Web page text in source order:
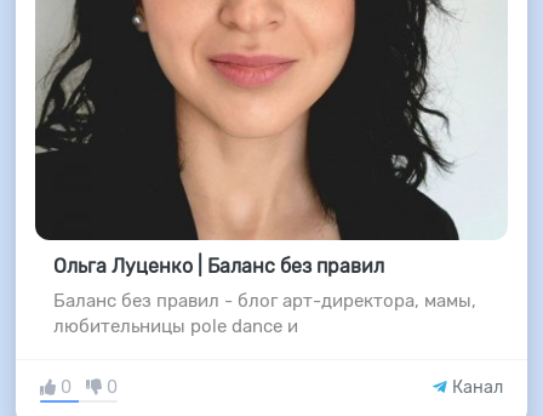
Ольга Луценко | Баланс без правил
Баланс без правил - блог арт-директора, мамы,
любительницы pole dance и
0 0 Канал